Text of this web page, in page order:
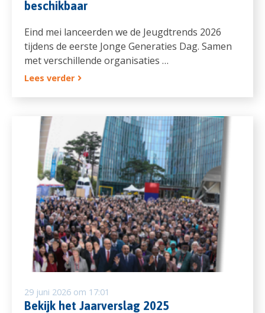
beschikbaar
Eind mei lanceerden we de Jeugdtrends 2026
tijdens de eerste Jonge Generaties Dag. Samen
met verschillende organisaties …
Lees verder
29 juni 2026 om 17:01
Bekijk het Jaarverslag 2025